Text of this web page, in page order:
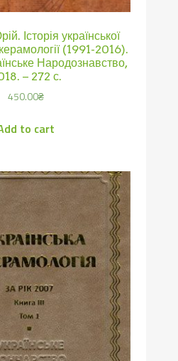
Історія української
(1991-2016).
Народознавство,
– 272 с.
450.00₴
to cart